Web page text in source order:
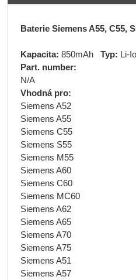
Baterie Siemens A55, C55,
Kapacita: 850mAh Typ: Li-
Part. number:
N/A
Vhodná pro:
Siemens A52
Siemens A55
Siemens C55
Siemens S55
Siemens M55
Siemens A60
Siemens C60
Siemens MC60
Siemens A62
Siemens A65
Siemens A70
Siemens A75
Siemens A51
Siemens A57